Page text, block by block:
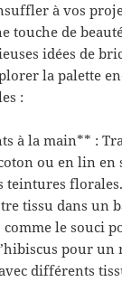
à vos
touche de
idées de
la palette
:
à la main** :
ou en lin en
teintures
tissu dans un
comme le souci
pour un
différents